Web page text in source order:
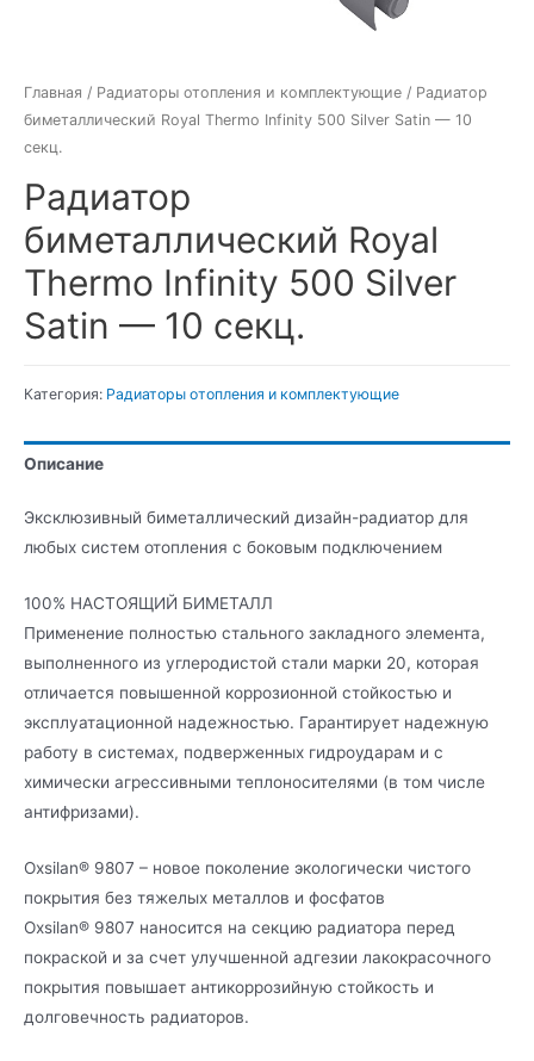
Главная / Радиаторы отопления и комплектующие / Радиатор
биметаллический Royal Thermo Infinity 500 Silver Satin — 10
секц.
Радиатор
биметаллический Royal
Thermo Infinity 500 Silver
Satin — 10 секц.
Категория: Радиаторы отопления и комплектующие
Описание
Эксклюзивный биметаллический дизайн-радиатор для
любых систем отопления с боковым подключением
100% НАСТОЯЩИЙ БИМЕТАЛЛ
Применение полностью стального закладного элемента,
выполненного из углеродистой стали марки 20, которая
отличается повышенной коррозионной стойкостью и
эксплуатационной надежностью. Гарантирует надежную
работу в системах, подверженных гидроударам и с
химически агрессивными теплоносителями (в том числе
антифризами).
Oxsilan® 9807 – новое поколение экологически чистого
покрытия без тяжелых металлов и фосфатов
Oxsilan® 9807 наносится на секцию радиатора перед
покраской и за счет улучшенной адгезии лакокрасочного
покрытия повышает антикоррозийную стойкость и
долговечность радиаторов.